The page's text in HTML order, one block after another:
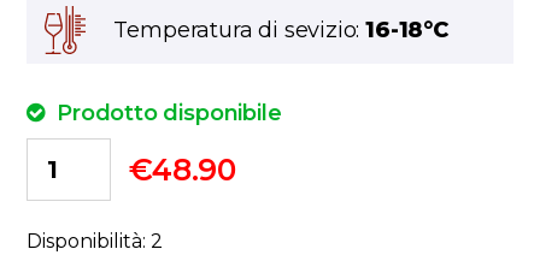
Temperatura di sevizio:16-18°C
Prodotto disponibile
€48.90
Disponibilità: 2